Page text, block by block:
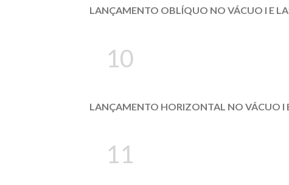
LANÇAMENTO OBLÍQUO NO VÁCUO I E
10
LANÇAMENTO HORIZONTAL NO VÁCUO
11